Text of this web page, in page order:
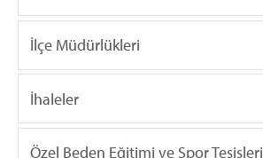
İlçe Müdürlükleri
İhaleler
Özel Beden Eğitimi ve Spor Tesisleri